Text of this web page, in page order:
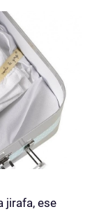
jirafa, ese